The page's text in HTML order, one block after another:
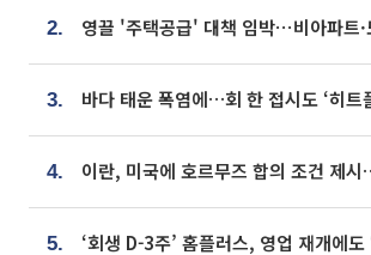
2.
3. 바다 태운 폭염에…회 한 접시도 ‘히트
4.
5.